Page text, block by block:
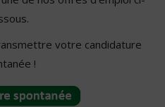
votre candidature
!